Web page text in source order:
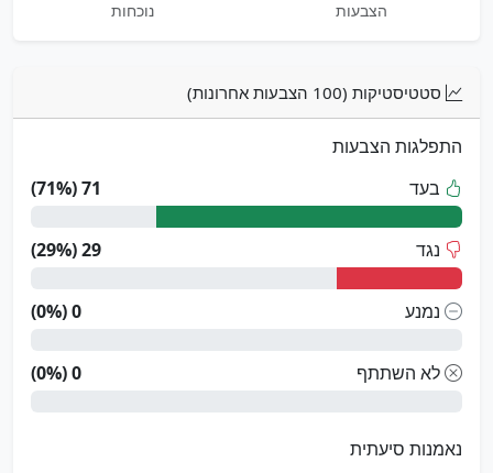
הצבעות נוכחות
סטטיסטיקות (100 הצבעות אחרונות)
התפלגות הצבעות
בעד
71 (71%)
נגד 29 (29%)
נמנע 0 (0%)
לא השתתף 0 (0%)
נאמנות סיעתית